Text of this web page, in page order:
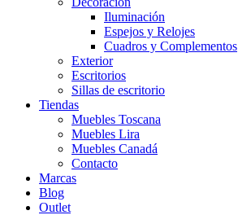
Iluminación
Espejos y Relojes
Cuadros y Complementos
Exterior
Escritorios
Sillas de escritorio
Tiendas
Muebles Toscana
Muebles Lira
Muebles Canadá
Contacto
Marcas
Blog
Outlet